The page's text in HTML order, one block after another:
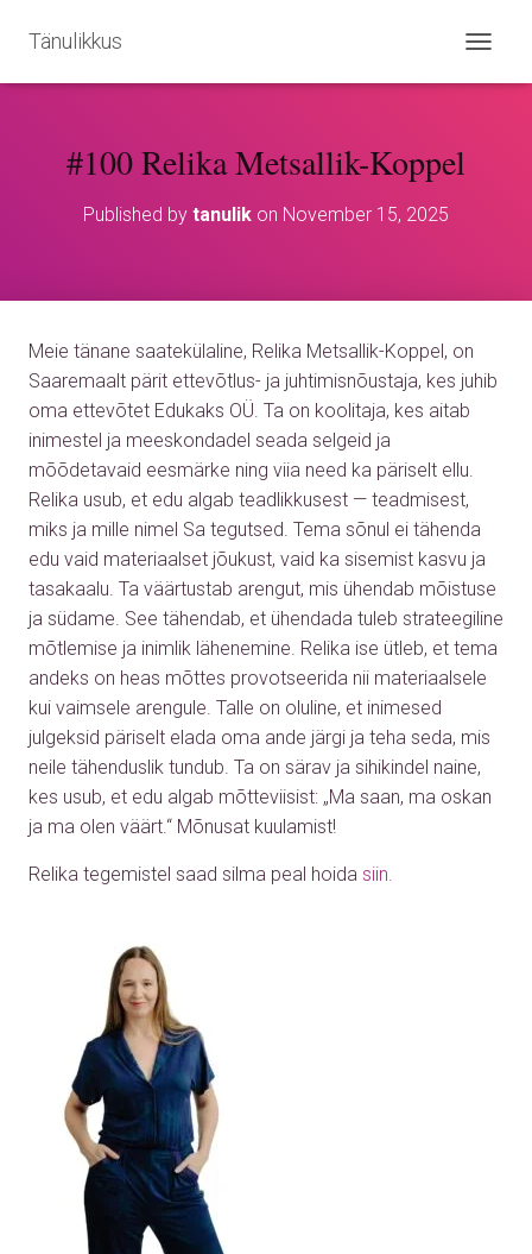
Tänulikkus
O
O
#100 Relika Metsallik-Koppel
Published by tanulik on November 15, 2025
Meie tänane saatekülaline, Relika Metsallik-Koppel, on
Saaremaalt pärit ettevõtlus- ja juhtimisnõustaja, kes juhib
oma ettevõtet Edukaks OÜ. Ta on koolitaja, kes aitab
inimestel ja meeskondadel seada selgeid ja
mõõdetavaid eesmärke ning viia need ka päriselt ellu.
Relika usub, et edu algab teadlikkusest — teadmisest,
miks ja mille nimel Sa tegutsed. Tema sõnul ei tähenda
edu vaid materiaalset jõukust, vaid ka sisemist kasvu ja
tasakaalu. Ta väärtustab arengut, mis ühendab mõistuse
ja südame. See tähendab, et ühendada tuleb strateegiline
mõtlemise ja inimlik lähenemine. Relika ise ütleb, et tema
andeks on heas mõttes provotseerida nii materiaalsele
kui vaimsele arengule. Talle on oluline, et inimesed
julgeksid päriselt elada oma ande järgi ja teha seda, mis
neile tähenduslik tundub. Ta on särav ja sihikindel naine,
kes usub, et edu algab mõtteviisist: „Ma saan, ma oskan
ja ma olen väärt.“ Mõnusat kuulamist!
Relika tegemistel saad silma peal hoida siin.